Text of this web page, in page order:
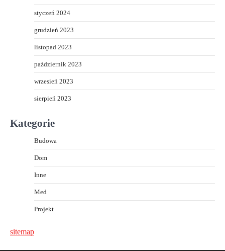
styczeń 2024
grudzień 2023
listopad 2023
październik 2023
wrzesień 2023
sierpień 2023
Kategorie
Budowa
Dom
Inne
Med
Projekt
sitemap